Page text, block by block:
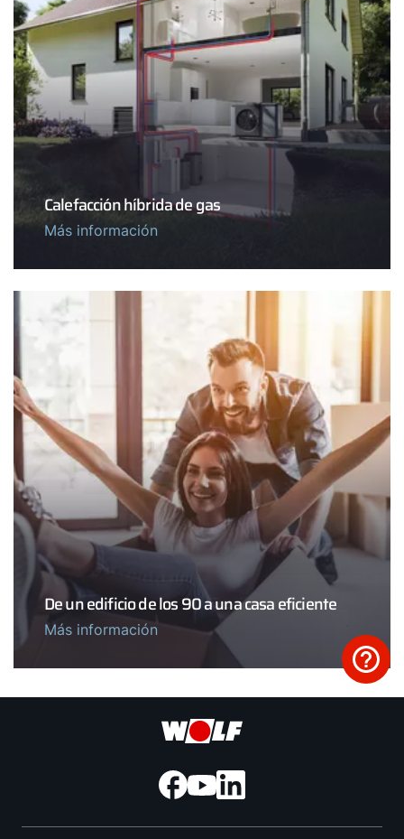
Calefacción híbrida de gas
Más información
De un edificio de los 90 a una casa eficiente
Más información